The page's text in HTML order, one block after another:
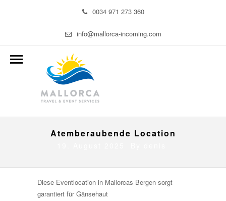
0034 971 273 360
info@mallorca-incoming.com
Atemberaubende Location
Diese Eventlocation in Mallorcas Bergen sorgt
garantiert für Gänsehaut